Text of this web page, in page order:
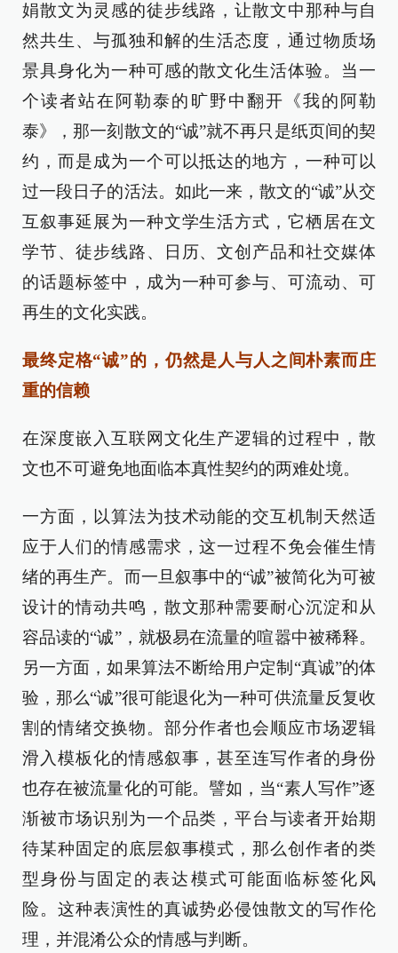
娟散文为灵感的徒步线路，让散文中那种与自
然共生、与孤独和解的生活态度，通过物质场
景具身化为一种可感的散文化生活体验。当一
个读者站在阿勒泰的旷野中翻开《我的阿勒
泰》，那一刻散文的“诚”就不再只是纸页间的契
约，而是成为一个可以抵达的地方，一种可以
过一段日子的活法。如此一来，散文的“诚”从交
互叙事延展为一种文学生活方式，它栖居在文
学节、徒步线路、日历、文创产品和社交媒体
的话题标签中，成为一种可参与、可流动、可
再生的文化实践。
最终定格“诚”的，仍然是人与人之间朴素而庄
重的信赖
在深度嵌入互联网文化生产逻辑的过程中，散
文也不可避免地面临本真性契约的两难处境。
一方面，以算法为技术动能的交互机制天然适
应于人们的情感需求，这一过程不免会催生情
绪的再生产。而一旦叙事中的“诚”被简化为可被
设计的情动共鸣，散文那种需要耐心沉淀和从
容品读的“诚”，就极易在流量的喧嚣中被稀释。
另一方面，如果算法不断给用户定制“真诚”的体
验，那么“诚”很可能退化为一种可供流量反复收
割的情绪交换物。部分作者也会顺应市场逻辑
滑入模板化的情感叙事，甚至连写作者的身份
也存在被流量化的可能。譬如，当“素人写作”逐
渐被市场识别为一个品类，平台与读者开始期
待某种固定的底层叙事模式，那么创作者的类
型身份与固定的表达模式可能面临标签化风
险。这种表演性的真诚势必侵蚀散文的写作伦
理，并混淆公众的情感与判断。